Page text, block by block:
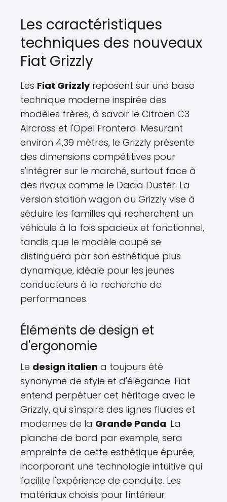
Les caractéristiques
techniques des nouveaux
Fiat Grizzly
Les Fiat Grizzlyreposent sur une base
technique moderne inspirée des
modèles frères, à savoir le Citroën C3
Aircross et l'Opel Frontera. Mesurant
environ 4,39 mètres, le Grizzly présente
des dimensions compétitives pour
s'intégrer sur le marché, surtout face à
des rivaux comme le Dacia Duster. La
version station wagon du Grizzly vise à
séduire les familles qui recherchent un
véhicule à la fois spacieux et fonctionnel,
tandis que le modèle coupé se
distinguera par son esthétique plus
dynamique, idéale pour les jeunes
conducteurs à la recherche de
performances.
Éléments de design et
d'ergonomie
Le design italien a toujours été
synonyme de style et d'élégance. Fiat
entend perpétuer cet héritage avec le
Grizzly, qui s'inspire des lignes fluides et
modernes de la Grande Panda. La
planche de bord par exemple, sera
empreinte de cette esthétique épurée,
incorporant une technologie intuitive qui
facilite l'expérience de conduite. Les
matériaux choisis pour l'intérieur